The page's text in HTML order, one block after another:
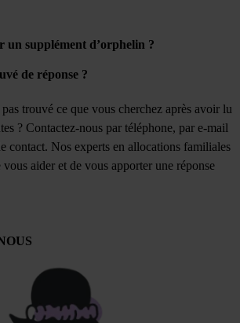
un supplément d’orphelin ?
de réponse ?
trouvé ce que vous cherchez après avoir lu
? Contactez-nous par téléphone, par e-mail
contact. Nos experts en allocations familiales
aider et de vous apporter une réponse